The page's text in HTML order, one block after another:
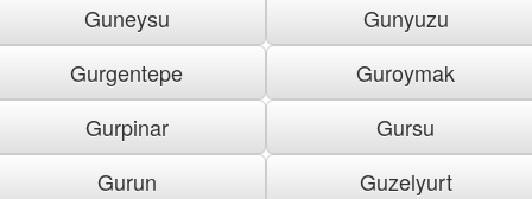
Guneysu
Gunyuzu
Gurgentepe
Guroymak
Gurpinar
Gursu
Gurun
Guzelyurt